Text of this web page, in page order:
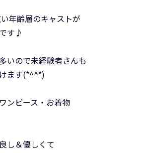
年齢層のキャストが
す♪
いので未経験者さんも
ます(*^^*)
ンピース・お着物
し＆優しくて